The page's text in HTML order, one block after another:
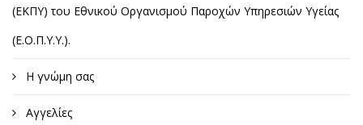
(ΕΚΠΥ) του Εθνικού Οργανισμού Παροχών Υπηρεσιών Υγείας
(Ε.Ο.Π.Υ.Υ.).
Η γνώμη σας
Αγγελίες